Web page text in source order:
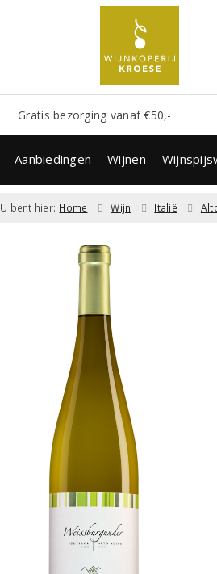
Gratis bezorging vanaf €50,-
Aanbiedingen Wijnen
U bent hier: Home Wijn Italië